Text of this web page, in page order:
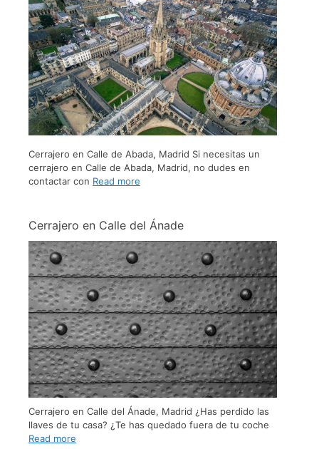
Cerrajero en Calle de Abada, Madrid Si necesitas un
cerrajero en Calle de Abada, Madrid, no dudes en
contactar con Read more
Cerrajero en Calle del Ánade
Cerrajero en Calle del Ánade, Madrid ¿Has perdido las
llaves de tu casa? ¿Te has quedado fuera de tu coche
Read more